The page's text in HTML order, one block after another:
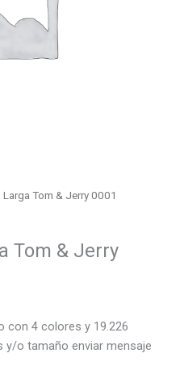
Tom & Jerry 0001
Tom & Jerry
con 4 colores y 19.226
y/o tamaño enviar mensaje